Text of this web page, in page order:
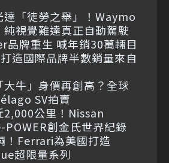
達「徒勞之舉」！Waymo
視覺難達真正自動駕駛
品牌重生 喊年銷30萬輛目
造國際品牌半數銷量來自
牛」身價再創高？全球
SV拍賣
2,000公里！Nissan
創金氏世界紀錄
！Ferrari為美國打造
超限量系列